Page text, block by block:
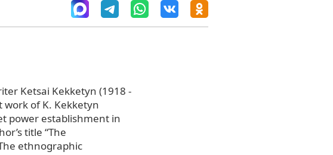
Ketsai Kekketyn (1918 -
of K. Kekketyn
power establishment in
title “The
ethnographic